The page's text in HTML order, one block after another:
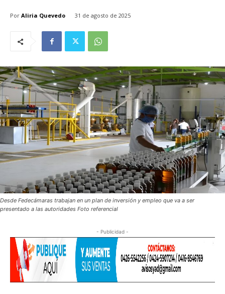
Por Aliria Quevedo 31 de agosto de 2025
Desde Fedecámaras trabajan en un plan de inversión y empleo que va a ser
presentado a las autoridades Foto referencial
- Publicidad -